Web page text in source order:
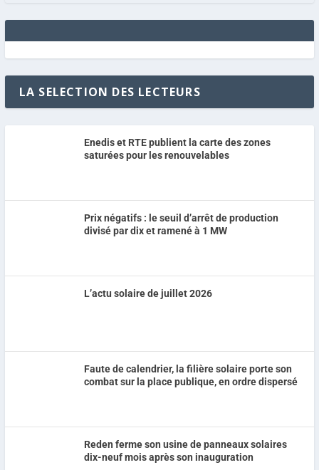
LA SELECTION DES LECTEURS
Enedis et RTE publient la carte des zones
saturées pour les renouvelables
Prix négatifs : le seuil d’arrêt de production
divisé par dix et ramené à 1 MW
L’actu solaire de juillet 2026
Faute de calendrier, la filière solaire porte son
combat sur la place publique, en ordre dispersé
Reden ferme son usine de panneaux solaires
dix-neuf mois après son inauguration